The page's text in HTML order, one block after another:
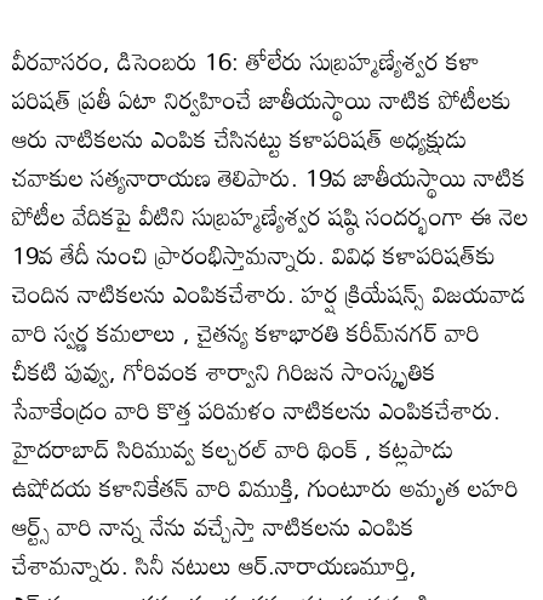
వీరవాసరం, డిసెంబరు 16: తోలేరు సుబ్రహ్మణ్యేశ్వర కళా
పరిషత్‌ ప్రతీ ఏటా నిర్వహించే జాతీయస్థాయి నాటిక పోటీలకు
ఆరు నాటికలను ఎంపిక చేసినట్టు కళాపరిషత్‌ అధ్యక్షుడు
చవాకుల సత్యనారాయణ తెలిపారు. 19వ జాతీయస్థాయి నాటిక
పోటీల వేదికపై వీటిని సుబ్రహ్మణ్యేశ్వర షష్ఠి సందర్భంగా ఈ నెల
19వ తేదీ నుంచి ప్రారంభిస్తామన్నారు. వివిధ కళాపరిషత్‌కు
చెందిన నాటికలను ఎంపికచేశారు. హర్ష క్రియేషన్స్‌ విజయవాడ
వారి స్వర్ణ కమలాలు , చైతన్య కళాభారతి కరీమ్‌నగర్‌ వారి
చీకటి పువ్వు, గోరివంక శార్వాని గిరిజన సాంస్కృతిక
సేవాకేంద్రం వారి కొత్త పరిమళం నాటికలను ఎంపికచేశారు.
హైదరాబాద్‌ సిరిమువ్వ కల్చరల్‌ వారి థింక్‌ , కట్లపాడు
ఉషోదయ కళానికేతన్‌ వారి విముక్తి, గుంటూరు అమృత లహరి
ఆర్ట్స్‌ వారి నాన్న నేను వచ్చేస్తా నాటికలను ఎంపిక
చేశామన్నారు. సినీ నటులు ఆర్‌.నారాయణమూర్తి,